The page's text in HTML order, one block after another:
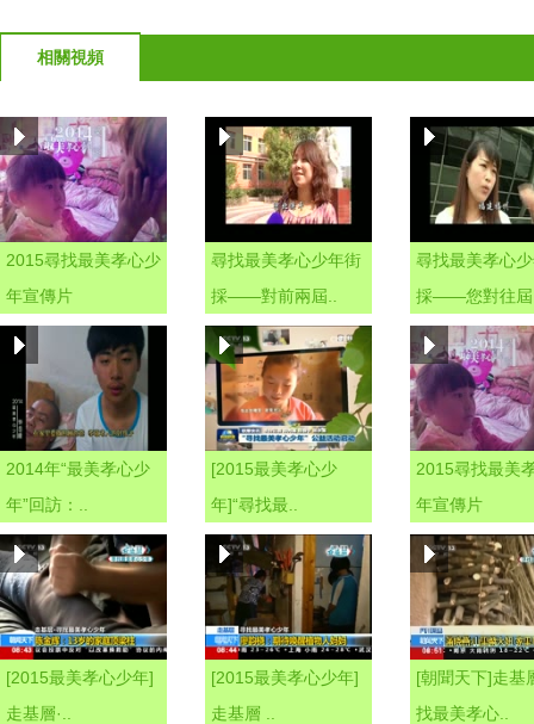
相關視頻
2015尋找最美孝心少
年宣傳片
尋找最美孝心少年街
採——對前兩屆..
尋找最美孝心
採——您對往
2014年“最美孝心少
年”回訪：..
[2015最美孝心少
年]“尋找最..
2015尋找最美
年宣傳片
[2015最美孝心少年]
走基層·..
[2015最美孝心少年]
走基層 ..
[朝聞天下]走基
找最美孝心..